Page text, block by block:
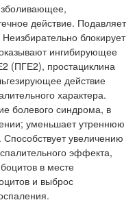
действие. Подавляет
блокирует
ингибирующее
(ПГЕ2), простациклина
действие
характера.
болевого синдрома, в
уменьшает утреннюю
Способствует увеличению
эффекта,
в месте
и выброс